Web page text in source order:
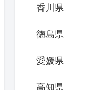
香川県
徳島県
愛媛県
高知県